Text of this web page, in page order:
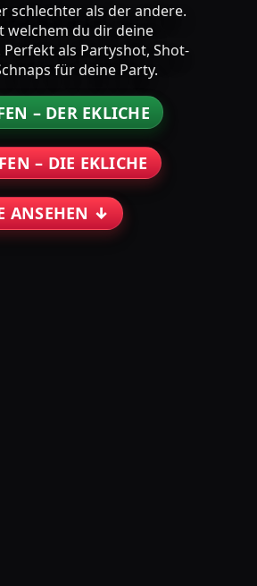
schlechter als der andere.
welchem du dir deine
als Partyshot, Shot-
für deine Party.
– DER EKLICHE
– DIE EKLICHE
ANSEHEN ↓